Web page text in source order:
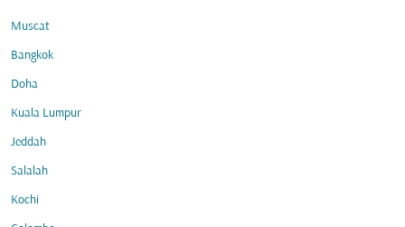
Muscat
Bangkok
Doha
Kuala Lumpur
Jeddah
Salalah
Kochi